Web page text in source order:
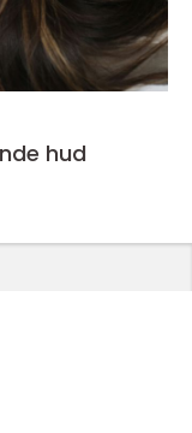
hud